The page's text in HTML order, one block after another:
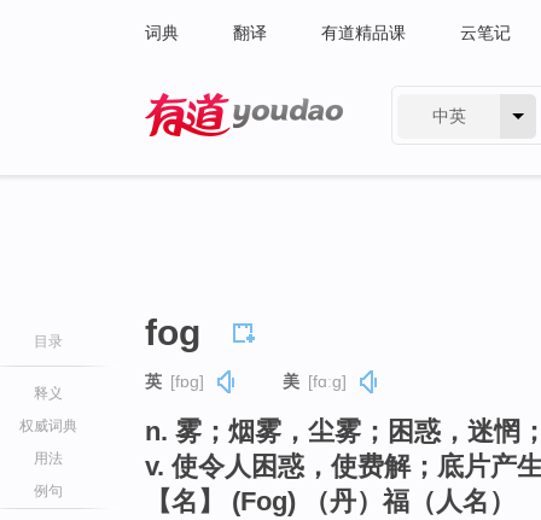
词典 翻译 有道精品课 云笔记
中英
目录
释义
权威词典
用法
例句
fog
英 [fɒɡ] 美 [fɑːɡ]
n. 雾；烟雾，尘雾；困惑，迷惘
v. 使令人困惑，使费解；底片产
【名】 (Fog) （丹）福（人名）